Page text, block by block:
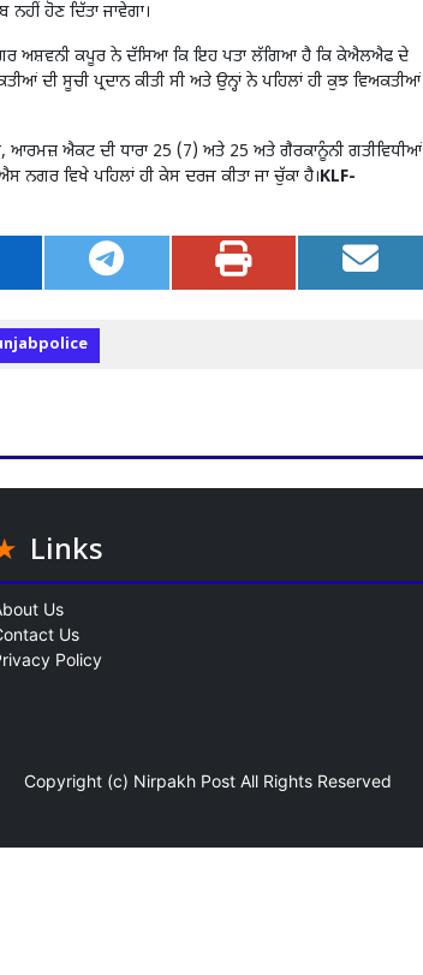
ਹੋਣ ਦਿੱਤਾ ਜਾਵੇਗਾ।
ਅਸ਼ਵਨੀ ਕਪੂਰ ਨੇ ਦੱਸਿਆ ਕਿ ਇਹ ਪਤਾ ਲੱਗਿਆ ਹੈ ਕਿ ਕੇਐਲਐਫ ਦੇ
ਦੀ ਸੂਚੀ ਪ੍ਰਦਾਨ ਕੀਤੀ ਸੀ ਅਤੇ ਉਨ੍ਹਾਂ ਨੇ ਪਹਿਲਾਂ ਹੀ ਕੁਝ ਵਿਅਕਤੀਆਂ
ਆਰਮਜ਼ ਐਕਟ ਦੀ ਧਾਰਾ 25 (7) ਅਤੇ 25 ਅਤੇ ਗੈਰਕਾਨੂੰਨੀ ਗਤੀਵਿਧੀਆਂ
ਨਗਰ ਵਿਖੇ ਪਹਿਲਾਂ ਹੀ ਕੇਸ ਦਰਜ ਕੀਤਾ ਜਾ ਚੁੱਕਾ ਹੈ।KLF-
Links
Us
Us
Policy
Copyright (c) Nirpakh Post All Rights Reserved